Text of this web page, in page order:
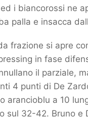
i biancorossi ne
palla e insacca
frazione si apre
in fase
il parziale,
4 punti di De
arancioblu a 10
sul 32-42. Bruno e